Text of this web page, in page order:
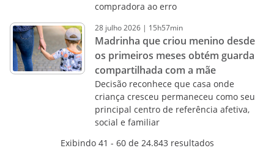
compradora ao erro
28 julho2026 | 15h57min
Madrinha que criou menino desde
os primeiros meses obtém guarda
compartilhada com a mãe
Decisão reconhece que casa onde
criança cresceu permaneceu como seu
principal centro de referência afetiva,
social e familiar
Exibindo 41 - 60 de 24.843 resultados